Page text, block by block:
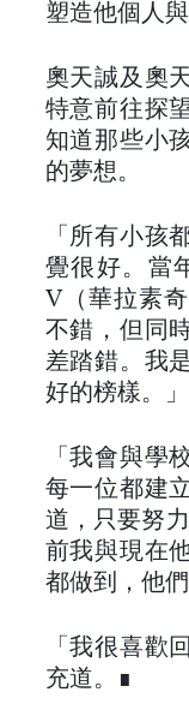
塑造他個人
奧天誠及奧
特意前往探
知道那些小
的夢想。
「所有小孩
覺很好。當
V（華拉素
不錯，但同
差踏錯。我
好的榜樣。」
「我會與學
每一位都建
道，只要努
前我與現在
都做到，他
「我很喜歡
充道。∎